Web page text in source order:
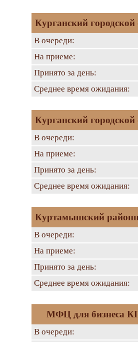
Курганский
В очереди:
На приеме:
Принято за день:
Среднее время ожидания:
Курганский
В очереди:
На приеме:
Принято за день:
Среднее время ожидания:
Куртамышский
В очереди:
На приеме:
Принято за день:
Среднее время ожидания:
МФЦ для бизнеса
В очереди: